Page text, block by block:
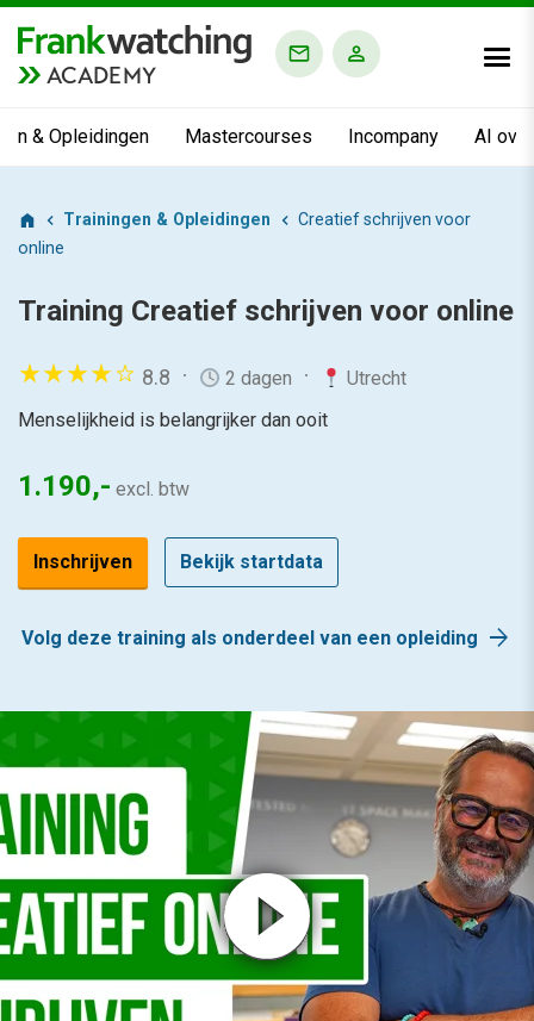
ACADEMY
& Opleidingen Mastercourses Incompany AI
Trainingen & Opleidingen
Creatief schrijven voor
online
Training Creatief schrijven voor online
8.8 2 dagen
Utrecht
Menselijkheid is belangrijker dan ooit
1.190,- excl. btw
Inschrijven Bekijk startdata
Volg deze training als onderdeel van een opleiding arrow_forward